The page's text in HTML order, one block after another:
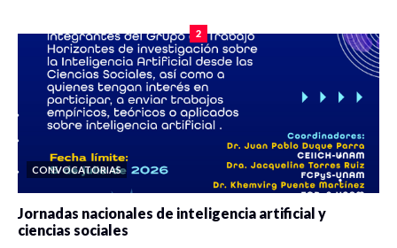
2
CONVOCATORIAS
Jornadas nacionales de inteligencia artificial y
ciencias sociales